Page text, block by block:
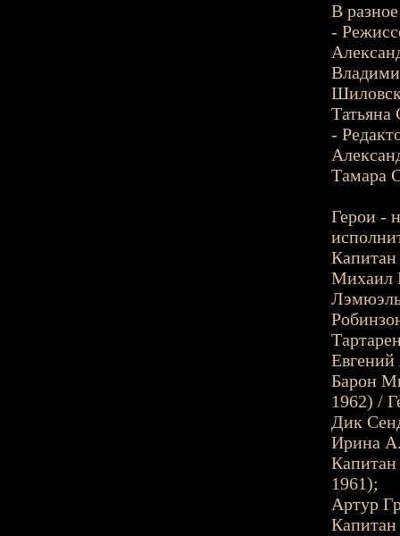
В
-
Татьяна
-
Тамара
Герои -
Михаил
Барон
1962) /
Дик
Ирина
1961);
Артур